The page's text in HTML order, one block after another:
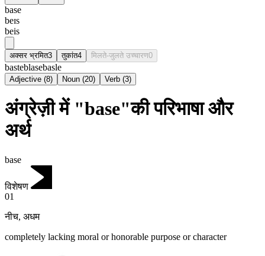
base
beɪs
beis
अक्सर भ्रमित3 तुकांत4 मिलते-जुलते उच्चारण0
basteblasebasle
Adjective (8) Noun (20) Verb (3)
अंग्रेज़ी में "base"की परिभाषा और
अर्थ
base
विशेषण
01
नीच, अधम
completely lacking moral or honorable purpose or character